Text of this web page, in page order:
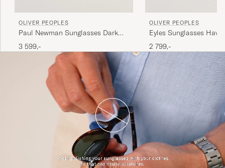
OLIVER PEOPLES
Paul Newman Sunglasses Dark
Amber
3 599,-
OLIVER PEOPLES
Eyles Sunglasses
2 799,-